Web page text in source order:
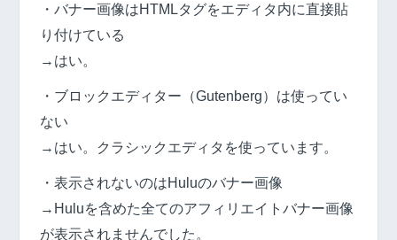
・バナー画像はHTMLタグをエディタ内に直接貼
り付けている
→はい。
・ブロックエディター（Gutenberg）は使ってい
ない
→はい。クラシックエディタを使っています。
・表示されないのはHuluのバナー画像
→Huluを含めた全てのアフィリエイトバナー画像
が表示されませんでした。